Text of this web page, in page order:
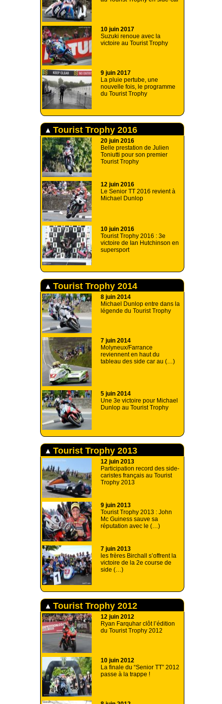
10 juin 2017
Suzuki renoue avec la
victoire au Tourist Trophy
9 juin 2017
La pluie pertube, une
nouvelle fois, le programme
du Tourist Trophy
Tourist Trophy 2016
20 juin 2016
Belle prestation de Julien
Toniutti pour son premier
Tourist Trophy
12 juin 2016
Le Senior TT 2016 revient à
Michael Dunlop
10 juin 2016
Tourist Trophy 2016 : 3e
victoire de Ian Hutchinson en
supersport
Tourist Trophy 2014
8 juin 2014
Michael Dunlop entre dans la
légende du Tourist Trophy
7 juin 2014
Molyneux/Farrance
reviennent en haut du
tableau des side car au (…)
5 juin 2014
Une 3e victoire pour Michael
Dunlop au Tourist Trophy
Tourist Trophy 2013
12 juin 2013
Participation record des side-
caristes français au Tourist
Trophy 2013
9 juin 2013
Tourist Trophy 2013 : John
Mc Guiness sauve sa
réputation avec le (…)
7 juin 2013
les frères Birchall s’offrent la
victoire de la 2e course de
side (…)
Tourist Trophy 2012
12 juin 2012
Ryan Farquhar clôt l’édition
du Tourist Trophy 2012
10 juin 2012
La finale du “Senior TT” 2012
passe à la trappe !